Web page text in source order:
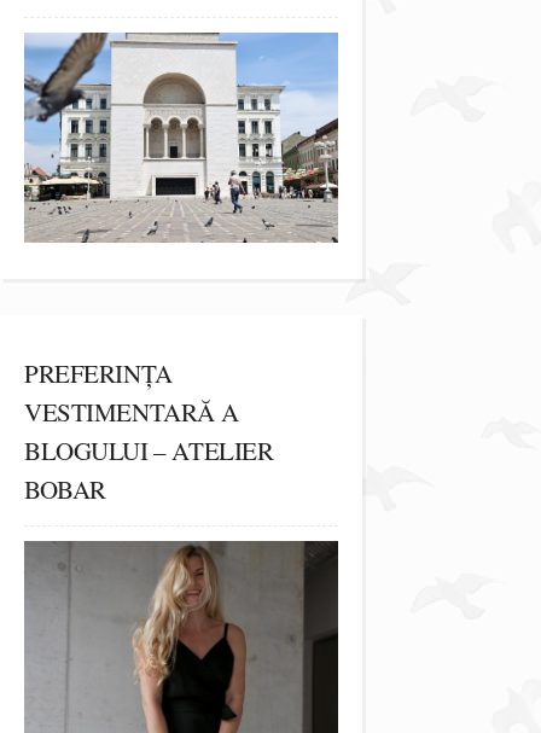
PREFERINȚA
VESTIMENTARĂ A
BLOGULUI – ATELIER
BOBAR